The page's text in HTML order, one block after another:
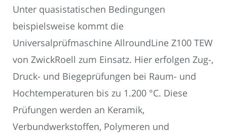
Unter quasistatischen Bedingungen
beispielsweise kommt die
Universalprüfmaschine AllroundLine Z100 TEW
von ZwickRoell zum Einsatz. Hier erfolgen Zug-,
Druck- und Biegeprüfungen bei Raum- und
Hochtemperaturen bis zu 1.200 °C. Diese
Prüfungen werden an Keramik,
Verbundwerkstoffen, Polymeren und